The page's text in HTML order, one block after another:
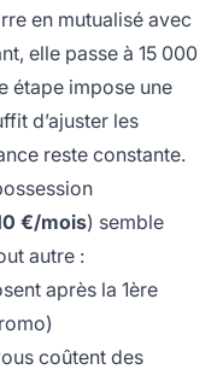
en mutualisé avec
elle passe à 15 000
étape impose une
d’ajuster les
reste constante.
€/mois) semble
autre :
après la 1ère
coûtent des